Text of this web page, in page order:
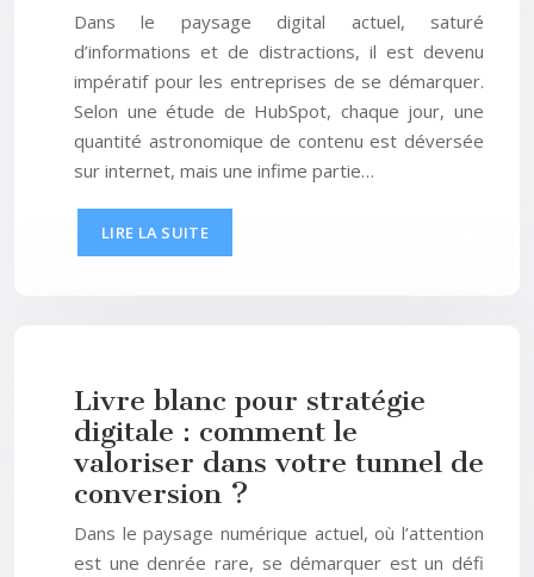
Dans le paysage digital actuel, saturé
d’informations et de distractions, il est devenu
impératif pour les entreprises de se démarquer.
Selon une étude de HubSpot, chaque jour, une
quantité astronomique de contenu est déversée
sur internet, mais une infime partie…
LIRE LA SUITE
Livre blanc pour stratégie
digitale : comment le
valoriser dans votre tunnel de
conversion ?
Dans le paysage numérique actuel, où l’attention
est une denrée rare, se démarquer est un défi